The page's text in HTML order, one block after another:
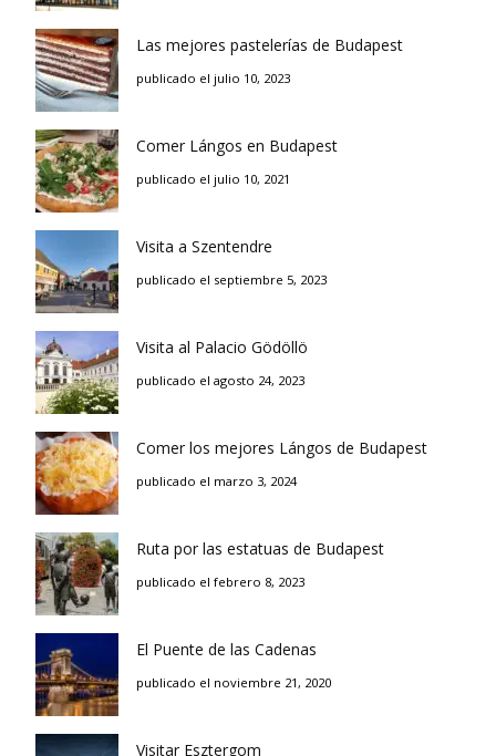
Las mejores pastelerías de Budapest
publicado el julio 10, 2023
Comer Lángos en Budapest
publicado el julio 10, 2021
Visita a Szentendre
publicado el septiembre 5, 2023
Visita al Palacio Gödöllö
publicado el agosto 24, 2023
Comer los mejores Lángos de Budapest
publicado el marzo 3, 2024
Ruta por las estatuas de Budapest
publicado el febrero 8, 2023
El Puente de las Cadenas
publicado el noviembre 21, 2020
Visitar Esztergom